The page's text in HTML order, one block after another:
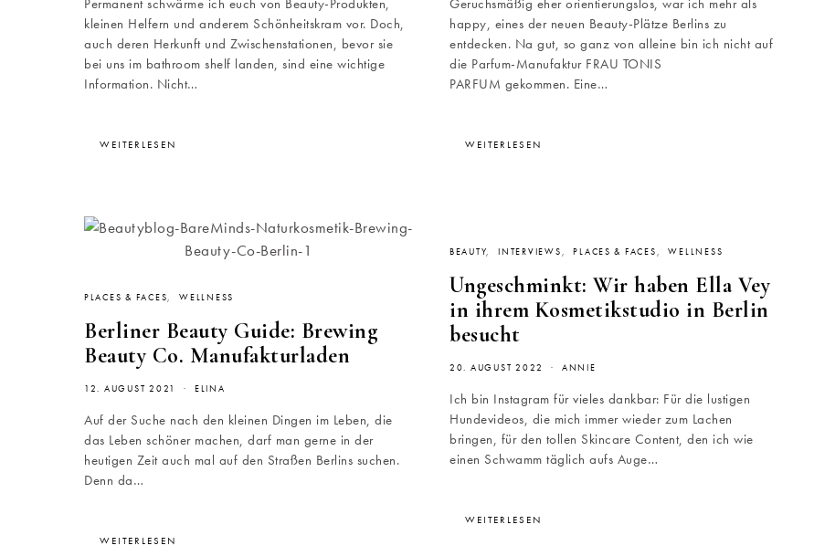
Permanent schwärme ich euch von Beauty-Produkten,
kleinen Helfern und anderem Schönheitskram vor. Doch,
auch deren Herkunft und Zwischenstationen, bevor sie
bei uns im bathroom shelf landen, sind eine wichtige
Information. Nicht…
WEITERLESEN
Geruchsmäßig eher orientierungslos, war ich mehr als
happy, eines der neuen Beauty-Plätze Berlins zu
entdecken. Na gut, so ganz von alleine bin ich nicht auf
die Parfum-Manufaktur FRAU TONIS
PARFUM gekommen. Eine…
WEITERLESEN
PLACES & FACES WELLNESS
Berliner Beauty Guide: Brewing
Beauty Co. Manufakturladen
12. AUGUST 2021 ELINA
Auf der Suche nach den kleinen Dingen im Leben, die
das Leben schöner machen, darf man gerne in der
heutigen Zeit auch mal auf den Straßen Berlins suchen.
Denn da…
WEITERLESEN
BEAUTY INTERVIEWS PLACES & FACES WELLNESS
Ungeschminkt: Wir haben Ella Vey
in ihrem Kosmetikstudio in Berlin
besucht
20. AUGUST 2022 ANNIE
Ich bin Instagram für vieles dankbar: Für die lustigen
Hundevideos, die mich immer wieder zum Lachen
bringen, für den tollen Skincare Content, den ich wie
einen Schwamm täglich aufs Auge…
WEITERLESEN